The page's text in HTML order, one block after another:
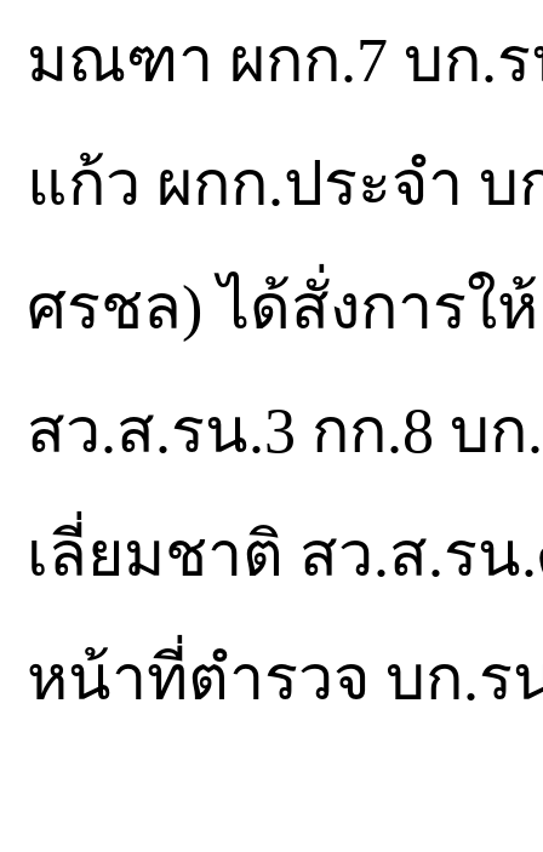
มณฑา ผกก.7 บก.
แก้ว ผกก.ประจำ
ศรชล) ได้สั่งการใ
สว.ส.รน.3 กก.8 บ
เลี่ยมชาติ สว.ส.รน
หน้าที่ตำรวจ บก.ร